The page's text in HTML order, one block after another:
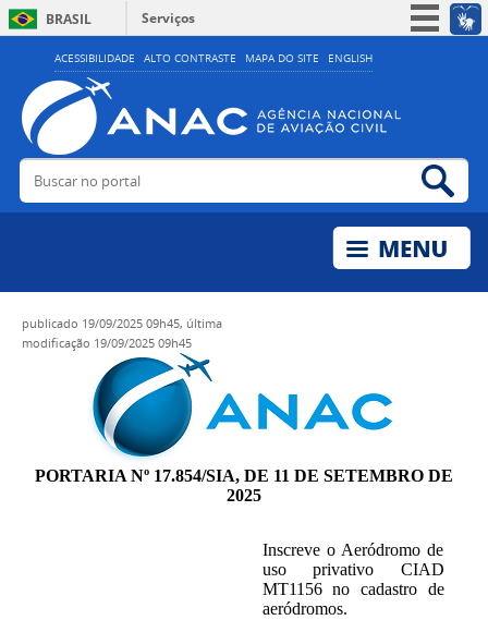
ACESSIBILIDADE ALTO CONTRASTE MAPA DO SITE ENGLISH
BRASIL
Serviços
Simplifique!
Acesso à informação
Legislação
Buscar no portal
publicado 19/09/2025 09h45, última
modificação 19/09/2025 09h45
PORTARIA Nº 17.854/SIA, DE 11 DE SETEMBRO DE
2025
Inscreve o Aeródromo de
uso privativo CIAD
MT1156 no cadastro de
aeródromos.